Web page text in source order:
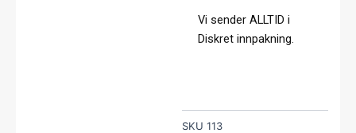
Vi sender ALLTID i
Diskret innpakning.
SKU 113